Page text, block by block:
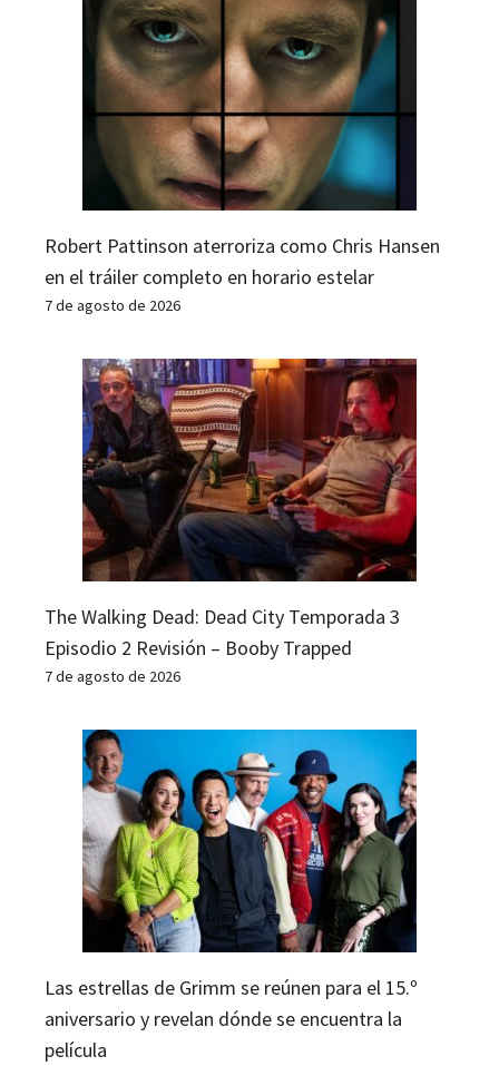
Robert Pattinson aterroriza como Chris Hansen
en el tráiler completo en horario estelar
7 de agosto de 2026
The Walking Dead: Dead City Temporada 3
Episodio 2 Revisión – Booby Trapped
7 de agosto de 2026
Las estrellas de Grimm se reúnen para el 15.º
aniversario y revelan dónde se encuentra la
película